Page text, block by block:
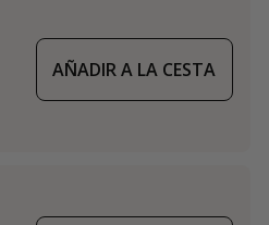
AÑADIR A LA CESTA